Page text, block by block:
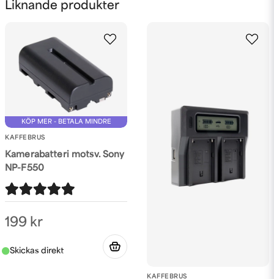
Liknande produkter
KÖP MER - BETALA MINDRE
KAFFEBRUS
Kamerabatteri motsv. Sony
NP-F550
199 kr
KAFFEBRUS
email
Mejladress
Ja, ni får publicera min fråga